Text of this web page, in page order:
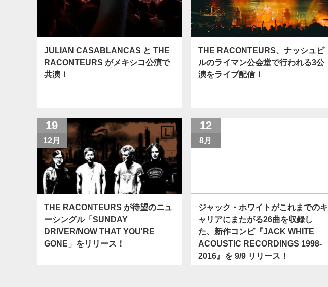
JULIAN CASABLANCAS と THE
RACONTEURS がメキシコ公演で
共演！
THE RACONTEURS、ナッシュビ
ルのライマン公会堂で行われる3公
演をライブ配信！
19
12月
THE RACONTEURS が待望のニュ
ーシングル「SUNDAY
DRIVER/NOW THAT YOU'RE
GONE」をリリース！
12
8月
ジャック・ホワイトがこれまでのキ
ャリアにまたがる26曲を収録し
た、新作コンピ『JACK WHITE
ACOUSTIC RECORDINGS 1998-
2016』を 9/9 リリース！